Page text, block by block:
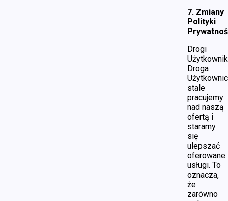
7. Zmiany
Polityki
Drogi
Droga
stale
pracujemy
nad naszą
ofertą i
staramy
się
ulepszać
oferowane
usługi. To
oznacza,
że
zarówno